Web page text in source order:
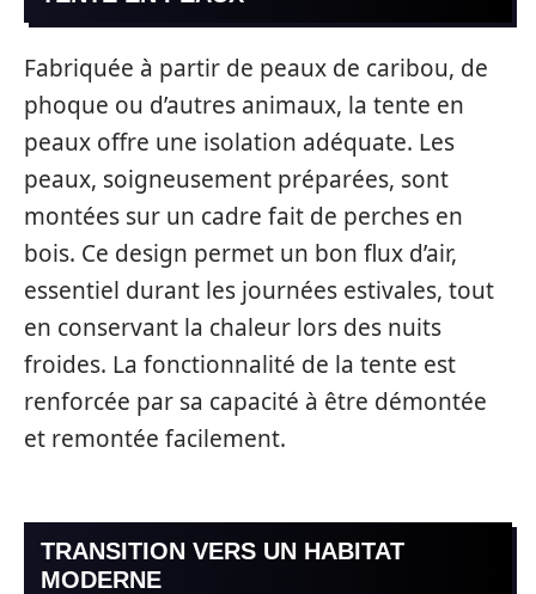
Fabriquée à partir de peaux de caribou, de
phoque ou d’autres animaux, la tente en
peaux offre une isolation adéquate. Les
peaux, soigneusement préparées, sont
montées sur un cadre fait de perches en
bois. Ce design permet un bon flux d’air,
essentiel durant les journées estivales, tout
en conservant la chaleur lors des nuits
froides. La fonctionnalité de la tente est
renforcée par sa capacité à être démontée
et remontée facilement.
TRANSITION VERS UN HABITAT
MODERNE